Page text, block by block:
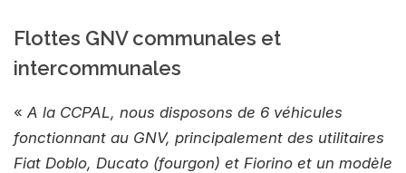
Flottes GNV communales et
intercommunales
« A la CCPAL, nous disposons de 6 véhicules
fonctionnant au GNV, principalement des utilitaires
Fiat Doblo, Ducato (fourgon) et Fiorino et un modèle